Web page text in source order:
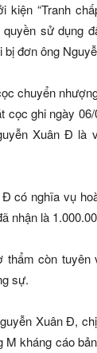
kiện “Tranh
sử dụng
bị đơn ông
chuyển
cọc ghi ngày
Xuân Đ là
có nghĩa vụ
nhận là
thẩm còn
sự.
Xuân Đ,
M kháng cáo